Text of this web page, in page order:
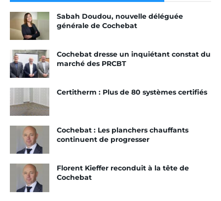
Sabah Doudou, nouvelle déléguée
générale de Cochebat
Cochebat dresse un inquiétant constat du
marché des PRCBT
Certitherm : Plus de 80 systèmes certifiés
Cochebat : Les planchers chauffants
continuent de progresser
Florent Kieffer reconduit à la tête de
Cochebat